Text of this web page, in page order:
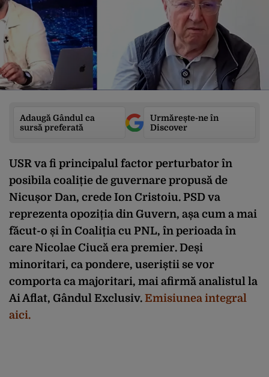
Adaugă Gândul ca
sursă preferată
Urmărește-ne în
Discover
USR va fi principalul factor perturbator în
posibila coaliție de guvernare propusă de
Nicușor Dan, crede Ion Cristoiu. PSD va
reprezenta opoziția din Guvern, așa cum a mai
făcut-o și în Coaliția cu PNL, în perioada în
care Nicolae Ciucă era premier. Deși
minoritari, ca pondere, useriștii se vor
comporta ca majoritari, mai afirmă analistul la
Ai Aflat, Gândul Exclusiv. Emisiunea integral
aici.